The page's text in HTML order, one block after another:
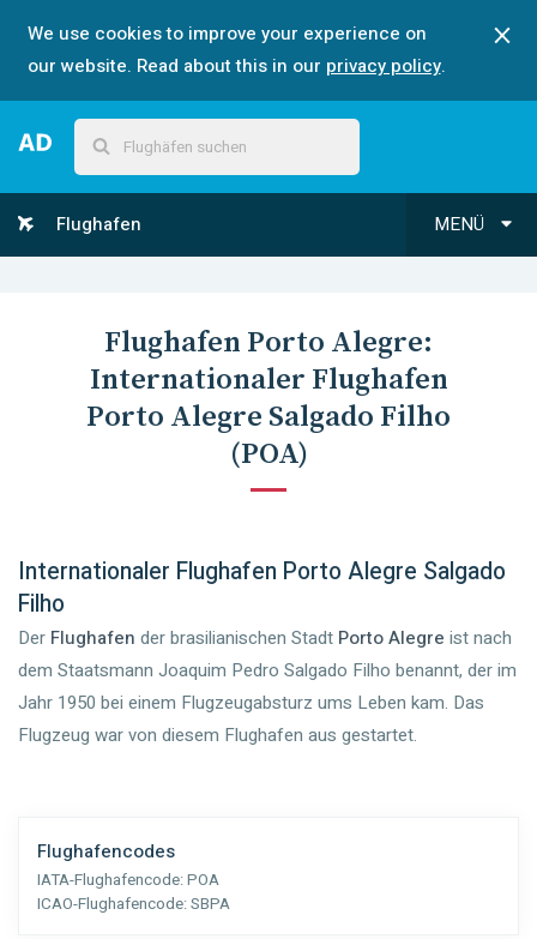
We use cookies to improve your experience on
our website. Read about this in our privacy policy.
MENÜ
Flughafen
Flughafen Porto Alegre:
Internationaler Flughafen
Porto Alegre Salgado Filho
(POA)
Internationaler Flughafen Porto Alegre Salgado
Filho
Der Flughafen der brasilianischen Stadt Porto Alegre ist nach
dem Staatsmann Joaquim Pedro Salgado Filho benannt, der im
Jahr 1950 bei einem Flugzeugabsturz ums Leben kam. Das
Flugzeug war von diesem Flughafen aus gestartet.
Flughafencodes
IATA-Flughafencode:POA
ICAO-Flughafencode:SBPA